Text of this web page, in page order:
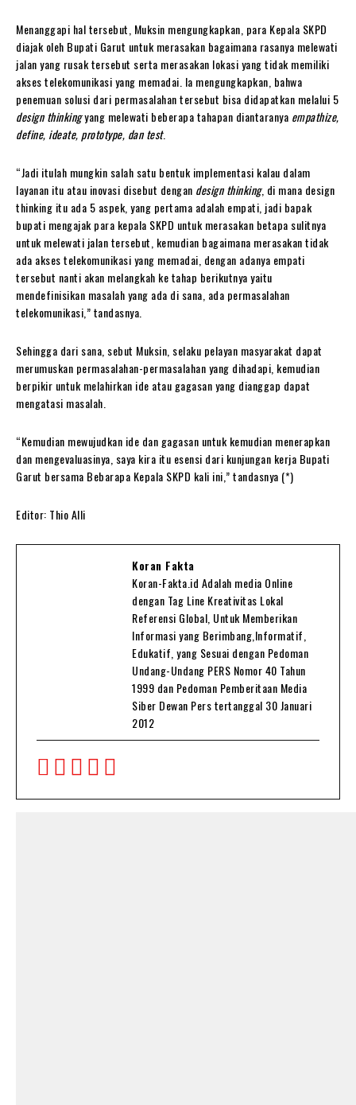
Menanggapi hal tersebut, Muksin mengungkapkan, para Kepala SKPD
diajak oleh Bupati Garut untuk merasakan bagaimana rasanya melewati
jalan yang rusak tersebut serta merasakan lokasi yang tidak memiliki
akses telekomunikasi yang memadai. Ia mengungkapkan, bahwa
penemuan solusi dari permasalahan tersebut bisa didapatkan melalui 5
design thinkingyang melewati beberapa tahapan diantaranya empathize,
define, ideate, prototype, dan test.
“Jadi itulah mungkin salah satu bentuk implementasi kalau dalam
layanan itu atau inovasi disebut dengan design thinking, di mana design
thinking itu ada 5 aspek, yang pertama adalah empati, jadi bapak
bupati mengajak para kepala SKPD untuk merasakan betapa sulitnya
untuk melewati jalan tersebut, kemudian bagaimana merasakan tidak
ada akses telekomunikasi yang memadai, dengan adanya empati
tersebut nanti akan melangkah ke tahap berikutnya yaitu
mendefinisikan masalah yang ada di sana, ada permasalahan
telekomunikasi,” tandasnya.
Sehingga dari sana, sebut Muksin, selaku pelayan masyarakat dapat
merumuskan permasalahan-permasalahan yang dihadapi, kemudian
berpikir untuk melahirkan ide atau gagasan yang dianggap dapat
mengatasi masalah.
“Kemudian mewujudkan ide dan gagasan untuk kemudian menerapkan
dan mengevaluasinya, saya kira itu esensi dari kunjungan kerja Bupati
Garut bersama Bebarapa Kepala SKPD kali ini,” tandasnya (*)
Editor: Thio Alli
Koran Fakta
Koran-Fakta.id Adalah media Online
dengan Tag Line Kreativitas Lokal
Referensi Global, Untuk Memberikan
Informasi yang Berimbang,Informatif,
Edukatif, yang Sesuai dengan Pedoman
Undang-Undang PERS Nomor 40 Tahun
1999 dan Pedoman Pemberitaan Media
Siber Dewan Pers tertanggal 30 Januari
2012